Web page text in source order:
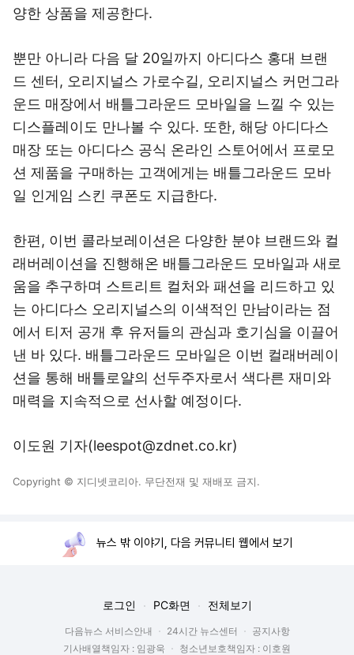
양한 상품을 제공한다.
뿐만 아니라 다음 달 20일까지 아디다스 홍대 브랜
드 센터, 오리지널스 가로수길, 오리지널스 커먼그라
운드 매장에서 배틀그라운드 모바일을 느낄 수 있는
디스플레이도 만나볼 수 있다. 또한, 해당 아디다스
매장 또는 아디다스 공식 온라인 스토어에서 프로모
션 제품을 구매하는 고객에게는 배틀그라운드 모바
일 인게임 스킨 쿠폰도 지급한다.
한편, 이번 콜라보레이션은 다양한 분야 브랜드와 컬
래버레이션을 진행해온 배틀그라운드 모바일과 새로
움을 추구하며 스트리트 컬처와 패션을 리드하고 있
는 아디다스 오리지널스의 이색적인 만남이라는 점
에서 티저 공개 후 유저들의 관심과 호기심을 이끌어
낸 바 있다. 배틀그라운드 모바일은 이번 컬래버레이
션을 통해 배틀로얄의 선두주자로서 색다른 재미와
매력을 지속적으로 선사할 예정이다.
이도원 기자(leespot@zdnet.co.kr)
Copyright © 지디넷코리아. 무단전재 및 재배포 금지.
뉴스 밖 이야기, 다음 커뮤니티 웹에서 보기
로그인 PC화면 전체보기
다음뉴스 서비스안내 24시간 뉴스센터
공지사항
기사배열책임자 : 임광욱
청소년보호책임자 : 이호원